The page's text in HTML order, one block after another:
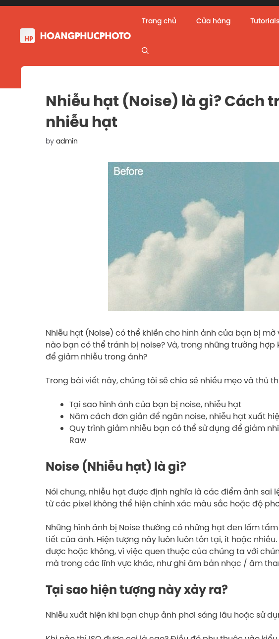
Skip
content
Trang chủ Cửa hàng Tutorials
Nhiễu hạt (Noise) là gì? Cách
nhiễu hạt
by admin
Nhiễu hạt (Noise) có thể khiến cho hình ảnh của bạn bị
nào bạn có thể tránh bị noise? Và, trong những trường
để giảm nhiễu trong ảnh?
Trong bài viết này, chúng tôi sẽ chia sẻ nhiều mẹo và thủ
Tại sao hình ảnh của bạn bị noise, nhiễu hạt
Năm cách đơn giản để ngăn noise, nhiễu hạt xuất
Quy trình giảm nhiễu bạn có thể sử dụng để giảm
Raw
Noise (Nhiễu hạt) là gì?
Nói chung, nhiễu hạt được định nghĩa là các điểm ảnh sai
từ các pixel không thể hiện chính xác màu sắc hoặc độ
Những hình ảnh bị Noise thường có những hạt đen lấm
tiết của ảnh. Hiện tượng này luôn luôn tồn tại, ít hoặc
được hoặc không, vì việc quen thuộc của chúng ta với
mà trong các lĩnh vực khác, như ghi âm bản nhạc / âm
Tại sao hiện tượng này xảy ra?
Nhiễu xuất hiện khi bạn chụp ảnh phơi sáng lâu hoặc sử